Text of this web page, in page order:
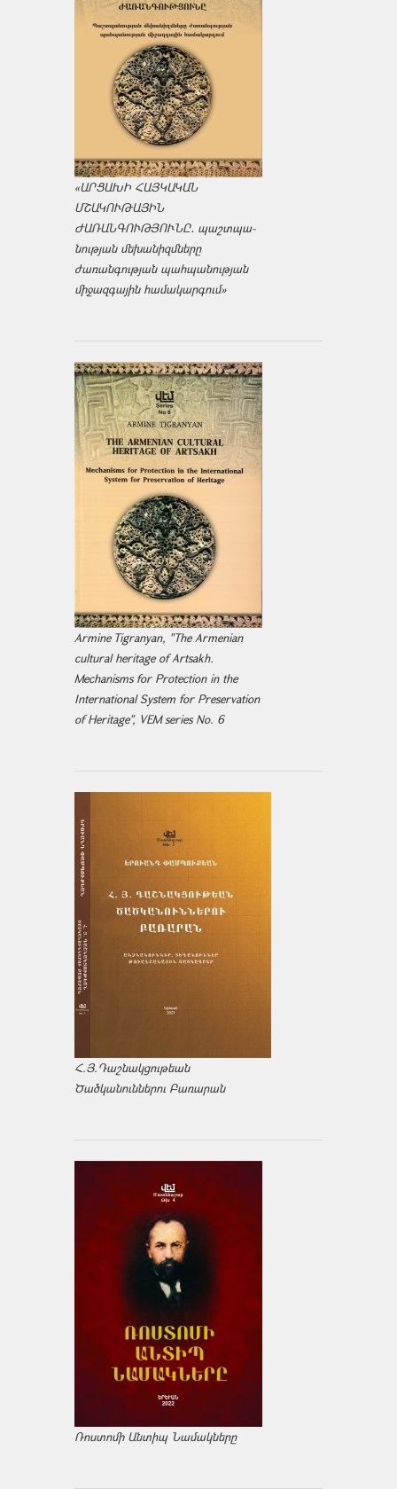
«ԱՐՑԱԽԻ ՀԱՅԿԱԿԱՆ
ՄՇԱԿՈՒԹԱՅԻՆ
ԺԱՌԱՆԳՈՒԹՅՈՒՆԸ․ պաշտպա­
նության մեխանիզմները
ժառանգության պահպանության
միջազ­գային համակարգում»
Armine Tigranyan, "The Armenian
cultural heritage of Artsakh.
Mechanisms for Protection in the
International System for Preservation
of Heritage", VEM series No. 6
Հ.Յ.Դաշնակցութեան
Ծածկանուններու Բառարան
Ռոստոմի Անտիպ Նամակները